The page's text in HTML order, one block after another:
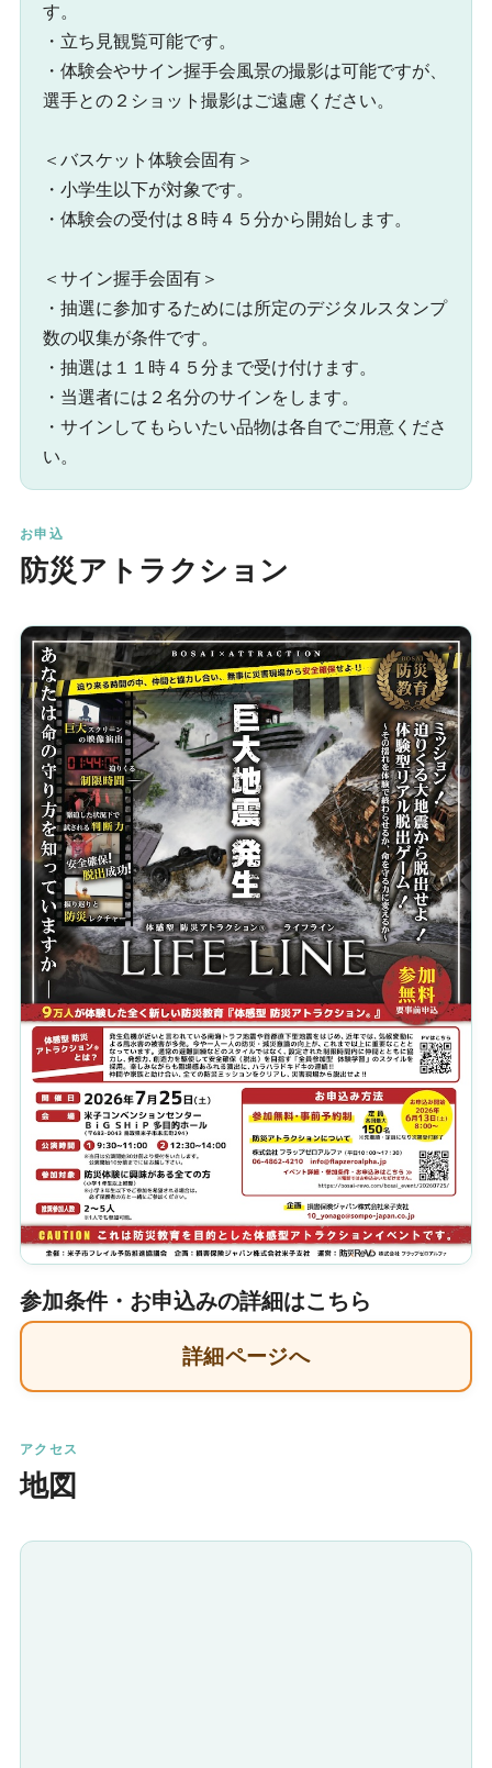
す。
・立ち見観覧可能です。
・体験会やサイン握手会風景の撮影は可能ですが、
選手との２ショット撮影はご遠慮ください。
＜バスケット体験会固有＞
・小学生以下が対象です。
・体験会の受付は８時４５分から開始します。
＜サイン握手会固有＞
・抽選に参加するためには所定のデジタルスタンプ
数の収集が条件です。
・抽選は１１時４５分まで受け付けます。
・当選者には２名分のサインをします。
・サインしてもらいたい品物は各自でご用意くださ
い。
お申込
防災アトラクション
参加条件・お申込みの詳細はこちら
詳細ページへ
アクセス
地図